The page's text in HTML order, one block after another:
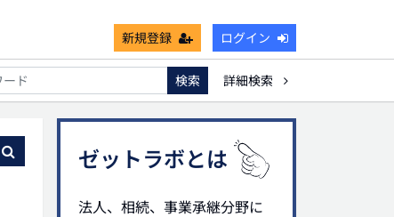
新規登録 ログイン
死亡保険金非課税枠 キャッシュフロー 宗教法人
検索
詳細検索
ゼットラボとは
法人、相続、事業承継分野に